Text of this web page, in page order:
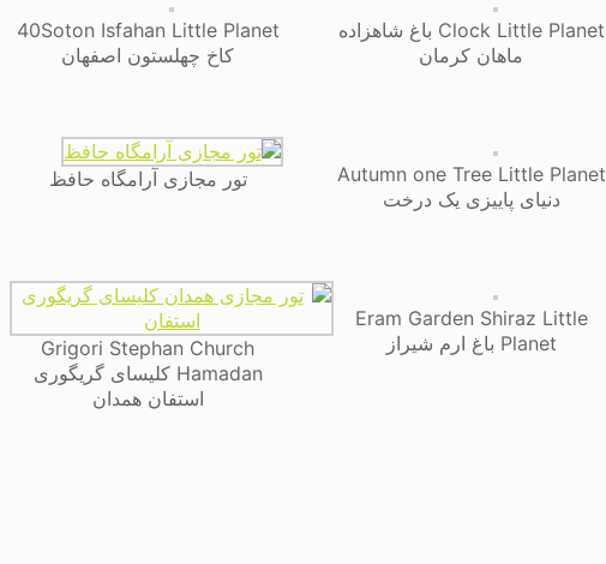
Clock Little Planet باغ شاهزاده
ماهان کرمان
40Soton Isfahan Little Planet
کاخ چهلستون اصفهان
Autumn one Tree Little Planet
دنیای پاییزی یک درخت
تور مجازی آرامگاه حافظ
Eram Garden Shiraz Little
Planet باغ ارم شیراز
Grigori Stephan Church
Hamadan کلیسای گریگوری
استفان همدان